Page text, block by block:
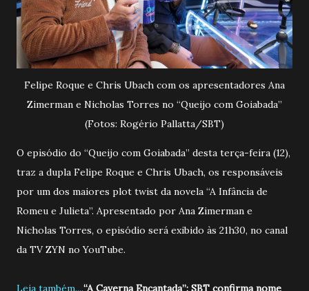
Felipe Roque e Chris Ubach com os apresentadores Ana
Zimerman e Nicholas Torres no “Queijo com Goiabada”
(Fotos: Rogério Pallatta/SBT)
O episódio do “Queijo com Goiabada” desta terça-feira (12),
traz a dupla Felipe Roque e Chris Ubach, os responsáveis
por um dos maiores plot twist da novela “A Infância de
Romeu e Julieta”. Apresentado por Ana Zimerman e
Nicholas Torres, o episódio será exibido às 21h30, no canal
da TV ZYN no YouTube.
Leia também....“A Caverna Encantada”: SBT confirma nome